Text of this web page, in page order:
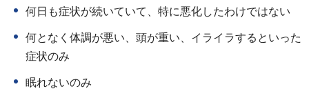
何日も症状が続いていて、特に悪化したわけではない
何となく体調が悪い、頭が重い、イライラするといった
症状のみ
眠れないのみ